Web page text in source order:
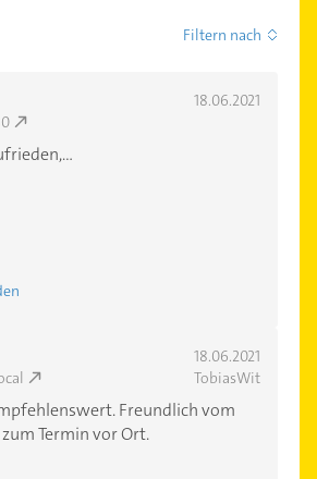
Filtern nach
18.06.2021
18.06.2021
TobiasWit
Freundlich vom
Termin vor Ort.